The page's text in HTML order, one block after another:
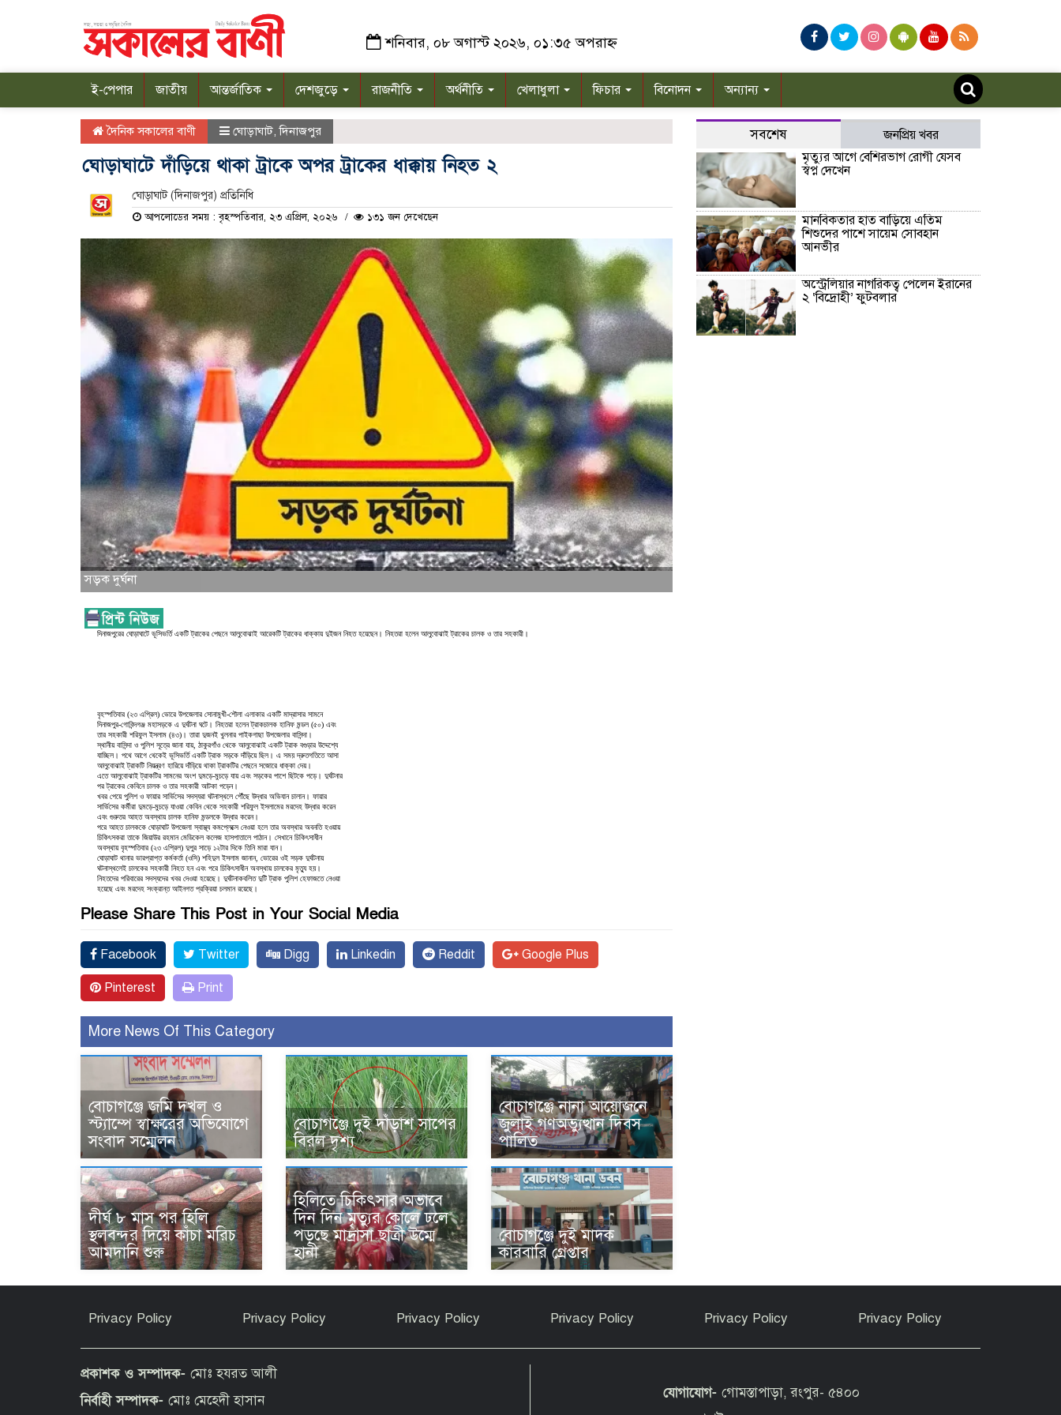
শনিবার, ০৮ অগাস্ট ২০২৬, ০১:৩৫ অপরাহ্ন
ই-পেপার জাতীয় আন্তর্জাতিক দেশজুড়ে রাজনীতি অর্থনীতি খেলাধুলা ফিচার বিনোদন অন্যান্য
দৈনিক সকালের বাণী ঘোড়াঘাট ,দিনাজপুর
ঘোড়াঘাটে দাঁড়িয়ে থাকা ট্রাকে অপর ট্রাকের ধাক্কায় নিহত ২
ঘোড়াঘাট (দিনাজপুর) প্রতিনিধি
আপলোডের সময় : বৃহস্পতিবার, ২৩ এপ্রিল, ২০২৬ ১৩১ জন দেখেছেন
সড়ক দুর্ঘনা
দিনাজপুরের ঘোড়াঘাটে ভূসিভর্তি একটি ট্রাকের পেছনে আলুবোঝাই আরেকটি ট্রাকের ধাক্কায় দুইজন নিহত হয়েছেন। নিহতরা হলেন আলুবোঝাই ট্রাকের চালক ও তার সহকারী।
বৃহস্পতিবার (২৩ এপ্রিল) ভোরে উপজেলার সোনামুখী-শৌলা এলাকার একটি মাদ্রাসার সামনে
দিনাজপুর-গোবিন্দগঞ্জ মহাসড়কে এ দুর্ঘটনা ঘটে। নিহতরা হলেন ট্রাকচালক হানিফ মন্ডল (৫০) এবং
তার সহকারী শরিফুল ইসলাম (৪৩)। তারা দুজনই খুলনার পাইকগাছা উপজেলার বাসিন্দা।
স্থানীয় বাসিন্দা ও পুলিশ সূত্রে জানা যায়, ঠাকুরগাঁও থেকে আলুবোঝাই একটি ট্রাক বগুড়ার উদ্দেশ্যে
যাচ্ছিল। পথে আগে থেকেই ভূসিভর্তি একটি ট্রাক সড়কে দাঁড়িয়ে ছিল। এ সময় দ্রুতগতিতে আসা
আলুবোঝাই ট্রাকটি নিয়ন্ত্রণ হারিয়ে দাঁড়িয়ে থাকা ট্রাকটির পেছনে সজোরে ধাক্কা দেয়।
এতে আলুবোঝাই ট্রাকটির সামনের অংশ দুমড়ে-মুচড়ে যায় এবং সড়কের পাশে ছিটকে পড়ে। দুর্ঘটনার
পর ট্রাকের কেবিনে চালক ও তার সহকারী আটকা পড়েন।
খবর পেয়ে পুলিশ ও ফায়ার সার্ভিসের সদস্যরা ঘটনাস্থলে পৌঁছে উদ্ধার অভিযান চালান। ফায়ার
সার্ভিসের কর্মীরা দুমড়ে-মুচড়ে যাওয়া কেবিন থেকে সহকারী শরিফুল ইসলামের মরদেহ উদ্ধার করেন
এবং গুরুতর আহত অবস্থায় চালক হানিফ মন্ডলকে উদ্ধার করেন।
পরে আহত চালককে ঘোড়াঘাট উপজেলা স্বাস্থ্য কমপ্লেক্সে নেওয়া হলে তার অবস্থার অবনতি হওয়ায়
চিকিৎসকরা তাকে জিয়াউর রহমান মেডিকেল কলেজ হাসপাতালে পাঠান। সেখানে চিকিৎসাধীন
অবস্থায় বৃহস্পতিবার (২৩ এপ্রিল) দুপুর সাড়ে ১২টার দিকে তিনি মারা যান।
ঘোড়াঘাট থানার ভারপ্রাপ্ত কর্মকর্তা (ওসি) শহিদুল ইসলাম জানান, ভোরের ওই সড়ক দুর্ঘটনায়
ঘটনাস্থলেই চালকের সহকারী নিহত হন এবং পরে চিকিৎসাধীন অবস্থায় চালকের মৃত্যু হয়।
নিহতদের পরিবারের সদস্যদের খবর দেওয়া হয়েছে। দুর্ঘটনাকবলিত দুটি ট্রাক পুলিশ হেফাজতে নেওয়া
হয়েছে এবং মরদেহ সংক্রান্ত আইনগত প্রক্রিয়া চলমান রয়েছে।
Please Share This Post in Your Social Media
Facebook Twitter Digg Linkedin Reddit Google Plus
Pinterest Print
More News Of This Category
বোচাগঞ্জে জমি দখল ও
স্ট্যাম্পে স্বাক্ষরের অভিযোগে
সংবাদ সম্মেলন
বোচাগঞ্জে দুই দাঁড়াশ সাপের
বিরল দৃশ্য
বোচাগঞ্জে নানা আয়োজনে
জুলাই গণঅভ্যুত্থান দিবস
পালিত
দীর্ঘ ৮ মাস পর হিলি
স্থলবন্দর দিয়ে কাঁচা মরিচ
আমদানি শুরু
হিলিতে চিকিৎসার অভাবে
দিন দিন মৃত্যুর কোলে ঢলে
পড়ছে মাদ্রাসা ছাত্রী উম্মে
হানী
বোচাগঞ্জে দুই মাদক
কারবারি গ্রেপ্তার
সবশেষ
জনপ্রিয় খবর
মৃত্যুর আগে বেশিরভাগ রোগী যেসব
স্বপ্ন দেখেন
মানবিকতার হাত বাড়িয়ে এতিম
শিশুদের পাশে সায়েম সোবহান
আনভীর
অস্ট্রেলিয়ার নাগরিকত্ব পেলেন ইরানের
২ ‘বিদ্রোহী’ ফুটবলার
Privacy Policy Privacy Policy Privacy Policy Privacy Policy Privacy Policy Privacy Policy
প্রকাশক ও সম্পাদক- মোঃ হযরত আলী
নির্বাহী সম্পাদক- মোঃ মেহেদী হাসান যোগাযোগ- গোমস্তাপাড়া, রংপুর- ৫৪০০